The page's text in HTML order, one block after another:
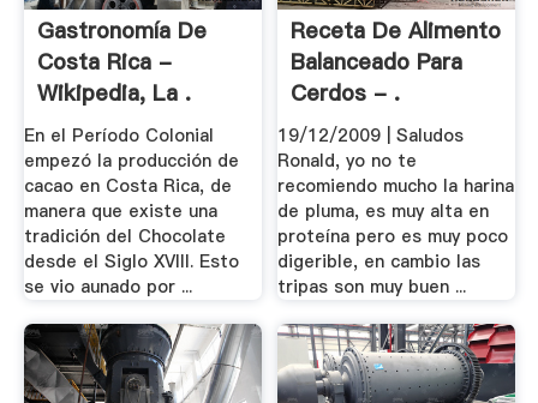
Gastronomía De
Costa Rica -
Wikipedia, La .
En el Período Colonial
empezó la producción de
cacao en Costa Rica, de
manera que existe una
tradición del Chocolate
desde el Siglo XVIII. Esto
se vio aunado por ...
Receta De Alimento
Balanceado Para
Cerdos - .
19/12/2009 | Saludos
Ronald, yo no te
recomiendo mucho la harina
de pluma, es muy alta en
proteína pero es muy poco
digerible, en cambio las
tripas son muy buen ...